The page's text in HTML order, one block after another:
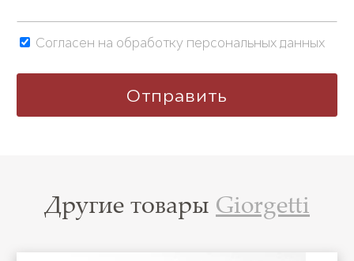
Согласен на обработку персональных данных
Другие товары Giorgetti